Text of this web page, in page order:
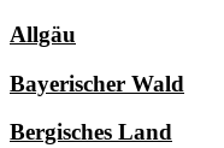
Allgäu
Bayerischer Wald
Bergisches Land